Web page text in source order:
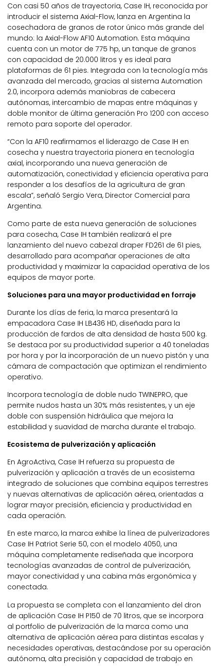
Con casi 50 años de trayectoria, Case IH, reconocida por
introducir el sistema Axial-Flow, lanza en Argentina la
cosechadora de granos de rotor único más grande del
mundo: la Axial-Flow AF10 Automation. Esta máquina
cuenta con un motor de 775 hp, un tanque de granos
con capacidad de 20.000 litros y es ideal para
plataformas de 61 pies. Integrada con la tecnología más
avanzada del mercado, gracias al sistema Automation
2.0, incorpora además maniobras de cabecera
autónomas, intercambio de mapas entre máquinas y
doble monitor de última generación Pro 1200 con acceso
remoto para soporte del operador.
“Con la AF10 reafirmamos el liderazgo de Case IH en
cosecha y nuestra trayectoria pionera en tecnología
axial, incorporando una nueva generación de
automatización, conectividad y eficiencia operativa para
responder a los desafíos de la agricultura de gran
escala”, señaló Sergio Vera, Director Comercial para
Argentina.
Como parte de esta nueva generación de soluciones
para cosecha, Case IH también realizará el pre
lanzamiento del nuevo cabezal draper FD261 de 61 pies,
desarrollado para acompañar operaciones de alta
productividad y maximizar la capacidad operativa de los
equipos de mayor porte.
Soluciones para una mayor productividad en forraje
Durante los días de feria, la marca presentará la
empacadora Case IH LB436 HD, diseñada para la
producción de fardos de alta densidad de hasta 500 kg.
Se destaca por su productividad superior a 40 toneladas
por hora y por la incorporación de un nuevo pistón y una
cámara de compactación que optimizan el rendimiento
operativo.
Incorpora tecnología de doble nudo TWINEPRO, que
permite nudos hasta un 30% más resistentes, y un eje
doble con suspensión hidráulica que mejora la
estabilidad y suavidad de marcha durante el trabajo.
Ecosistema de pulverización y aplicación
En AgroActiva, Case IH refuerza su propuesta de
pulverización y aplicación a través de un ecosistema
integrado de soluciones que combina equipos terrestres
y nuevas alternativas de aplicación aérea, orientadas a
lograr mayor precisión, eficiencia y productividad en
cada operación.
En este marco, la marca exhibe la línea de pulverizadores
Case IH Patriot Serie 50, con el modelo 4050, una
máquina completamente rediseñada que incorpora
tecnologías avanzadas de control de pulverización,
mayor conectividad y una cabina más ergonómica y
conectada.
La propuesta se completa con el lanzamiento del dron
de aplicación Case IH P150 de 70 litros, que se incorpora
al portfolio de pulverización de la marca como una
alternativa de aplicación aérea para distintas escalas y
necesidades operativas, destacándose por su operación
autónoma, alta precisión y capacidad de trabajo en